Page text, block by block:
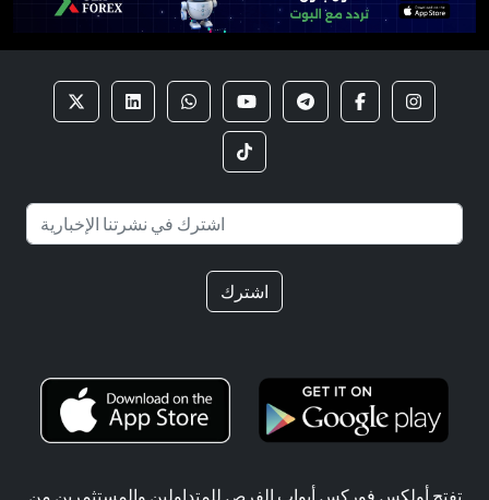
اشترك
تفتح أولكس فوركس أبواب الفرص للمتداولين والمستثمرين من